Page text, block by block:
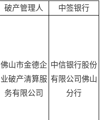
破产管理人 中签银行
佛山市金德企
业破产清算服
务有限公司
中信银行股份
有限公司佛山
分行